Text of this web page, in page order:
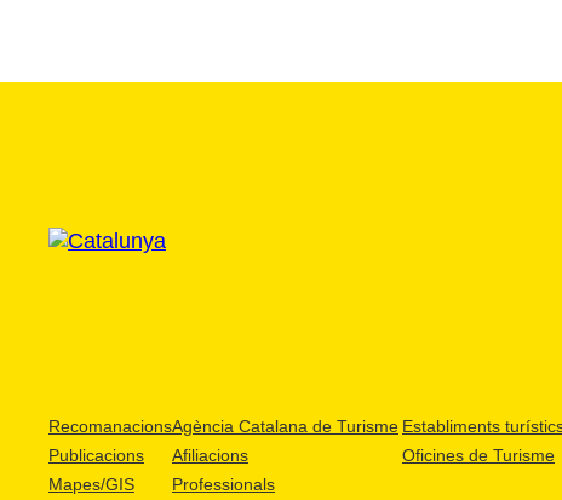
Recomanacions
Publicacions
Mapes/GIS
Agència Catalana de Turisme
Afiliacions
Professionals
Establiments
Oficines de Turisme